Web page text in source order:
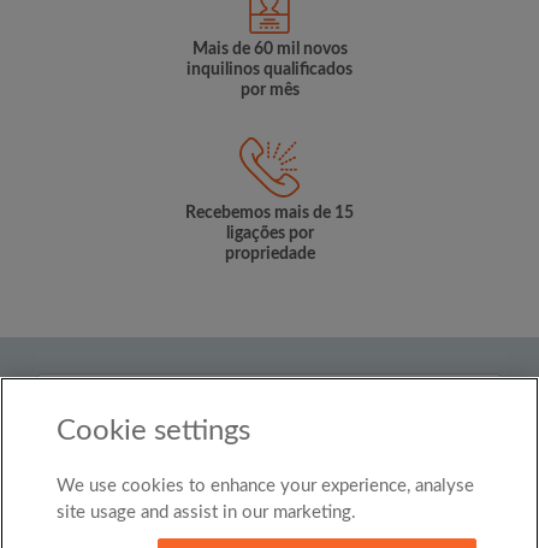
Mais de 60 mil novos
inquilinos qualificados
por mês
Recebemos mais de 15
ligações por
propriedade
Brasil
© Roomgo Limited 2025 - 21 Market Place, Stockport,
United Kingdom, SK1 1EU
Cookie settings
We use cookies to enhance your experience, analyse
site usage and assist in our marketing.